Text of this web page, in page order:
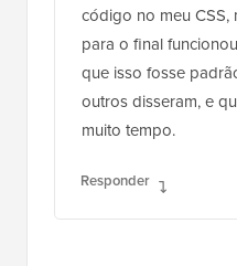
código no meu
para o final
que isso fosse
outros disseram, e
muito tempo.
Responder